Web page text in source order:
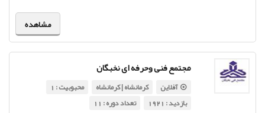
مشاهده
مجتمع فنی وحرفه ای نخبگان
آفلاین کرمانشاه | کرمانشاه
محبوبیت : 1
بازدید : 1921
تعداد دوره : 11